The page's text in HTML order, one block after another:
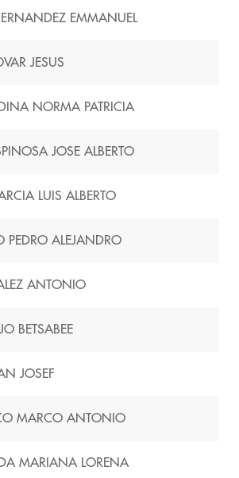
EMMANUEL
JESUS
NORMA PATRICIA
JOSE ALBERTO
LUIS ALBERTO
PEDRO ALEJANDRO
ANTONIO
BETSABEE
JOSEF
MARCO ANTONIO
MARIANA LORENA